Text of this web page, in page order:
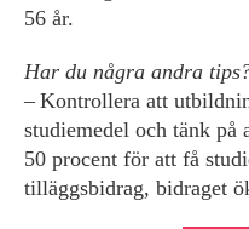
56 år.
Har du några andra
– Kontrollera att
studiemedel och tänk på
50 procent för att få
tilläggsbidrag, bidraget